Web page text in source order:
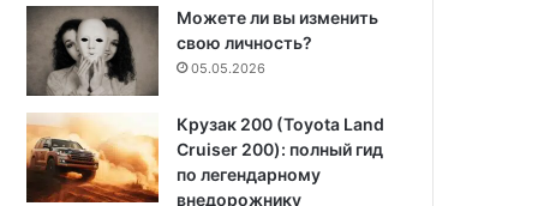
Можете ли вы изменить
свою личность?
05.05.2026
Крузак 200 (Toyota Land
Cruiser 200): полный гид
по легендарному
внедорожнику